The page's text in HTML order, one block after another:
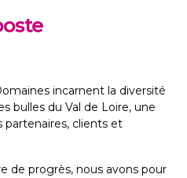
incarnent la diversité
bulles du Val de Loire, une
partenaires, clients et
de progrès, nous avons pour